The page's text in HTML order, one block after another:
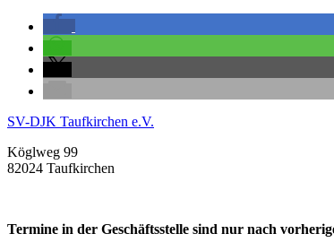
SV-DJK Taufkirchen e.V.
Köglweg 99
82024 Taufkirchen
Termine in der Geschäftsstelle sind nur nach